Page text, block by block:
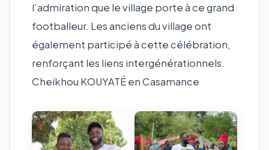
l’admiration que le village porte à ce grand
footballeur. Les anciens du village ont
également participé à cette célébration,
renforçant les liens intergénérationnels.
Cheikhou KOUYATÉ en Casamance